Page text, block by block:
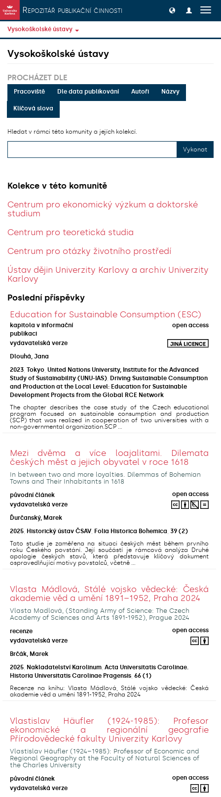
Přeskočit na obsah
Repozitář publikační činnosti
Vysokoškolské ústavy
Vysokoškolské ústavy
PROCHÁZET DLE
Pracoviště Dle data publikování Autoři Názvy
Klíčová slova
Hledat v rámci této komunity a jejích kolekcí.
Vykonat
Kolekce v této komunitě
Centrum pro ekonomický výzkum a doktorské
studium
Centrum pro teoretická studia
Centrum pro otázky životního prostředí
Ústav dějin Univerzity Karlovy a archiv Univerzity
Karlovy
Poslední příspěvky
Education for Sustainable Consumption (ESC)
kapitola v informační
publikaci
open access
vydavatelská verze
Dlouhá, Jana
2023 Tokyo United Nations University, Institute for the Advanced
Study of Sustainability (UNU-IAS) Driving Sustainable Consumption
and Production at the Local Level: Education for Sustainable
Development Projects from the Global RCE Network
The chapter describes the case study of the Czech educational
program focused on sustainable consumption and production
(SCP) that was realized in cooperation of two universities with a
non-governmental organization.SCP ...
Mezi dvěma a více loajalitami. Dilemata
českých měst a jejich obyvatel v roce 1618
In between two and more loyalties. Dilemmas of Bohemian
Towns and Their Inhabitants in 1618
původní článek
open access
vydavatelská verze
Ďurčanský, Marek
2025 Historický ústav ČSAV Folia Historica Bohemica 39 (2)
Tato studie je zaměřena na situaci českých měst během prvního
roku Českého povstání. Její součástí je rámcová analýza Druhé
apologie českých stavů, která představuje klíčový dokument
ospravedlňující motivy povstalců, včetně ...
Vlasta Mádlová, Stálé vojsko vědecké: Česká
akademie věd a umění 1891–1952, Praha 2024
Vlasta Madlová, (Standing Army of Science: The Czech
Academy of Sciences and Arts 1891-1952), Prague 2024
recenze
open access
vydavatelská verze
Brčák, Marek
2025 Nakladatelství Karolinum Acta Universitatis Carolinae.
Historia Universitatis Carolinae Pragensis 66 (1)
Recenze na knihu: Vlasta Mádlová, Stálé vojsko vědecké: Česká
akademie věd a umění 1891-1952, Praha 2024
Vlastislav Häufler (1924-1985): Profesor
ekonomické a regionální geografie
Přírodovědecké fakulty Univerzity Karlovy
Vlastislav Häufler (1924–1985): Professor of Economic and
Regional Geography at the Faculty of Natural Sciences of
the Charles University
původní článek
open access
vydavatelská verze